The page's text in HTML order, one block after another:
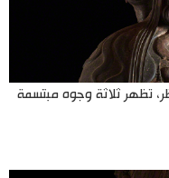
تظهر ثلاثة وجوه مبتسمة